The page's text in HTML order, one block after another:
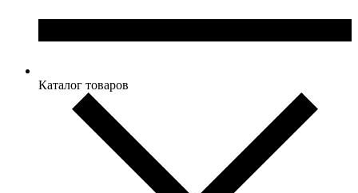
Каталог товаров